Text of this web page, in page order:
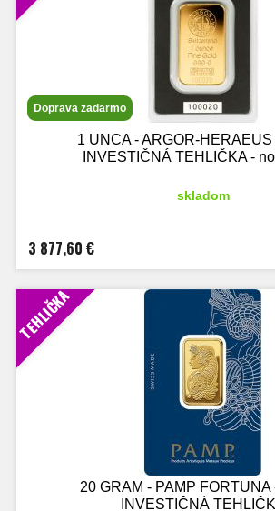
Doprava zadarmo
1 UNCA - ARGOR-
INVESTIČNÁ TEHLIČKA -
skladom
3 877,60 €
TEHLIČKA
20 GRAM - PAMP FORTUNA
INVESTIČNÁ